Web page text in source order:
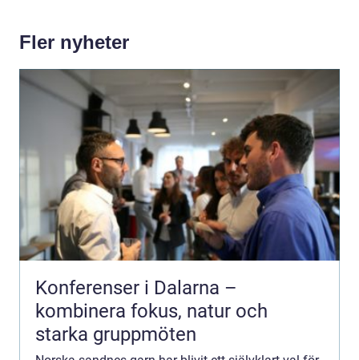
Fler nyheter
Konferenser i Dalarna –
kombinera fokus, natur och
starka gruppmöten